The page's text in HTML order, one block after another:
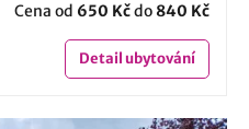
Cena od 650 Kčdo 840 Kč
Detailubytování